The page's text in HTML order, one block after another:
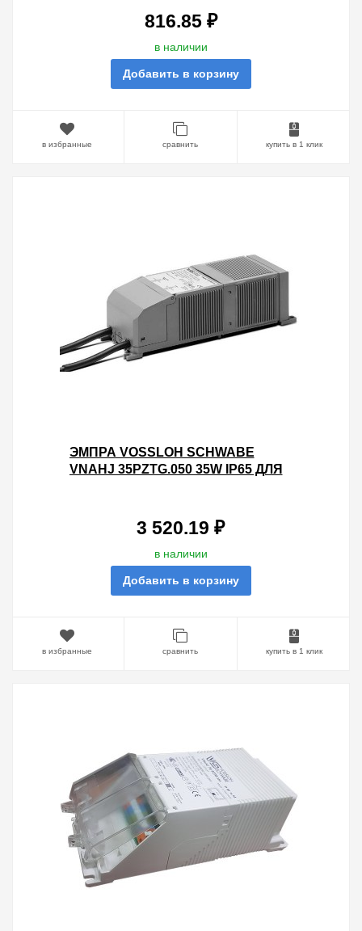
816.85 ₽
в наличии
Добавить в корзину
в избранные сравнить купить в 1 клик
ЭМПРА VOSSLOH SCHWABE
VNAHJ 35PZTG.050 35W IP65 ДЛЯ
3 520.19 ₽
в наличии
Добавить в корзину
в избранные сравнить купить в 1 клик